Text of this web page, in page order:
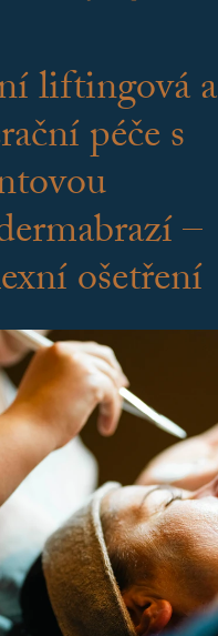
liftingová a
péče s
–
ošetření